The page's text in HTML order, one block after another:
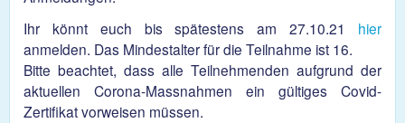
Ihr könnt euch bis spätestens am 27.10.21 hier
anmelden. Das Mindestalter für die Teilnahme ist 16.
Bitte beachtet, dass alle Teilnehmenden aufgrund der
aktuellen Corona-Massnahmen ein gültiges Covid-
Zertifikat vorweisen müssen.